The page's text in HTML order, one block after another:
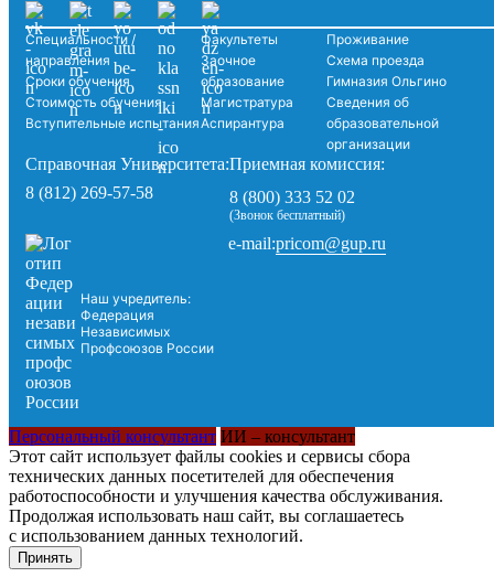
Специальности /
направления
Сроки обучения
Стоимость обучения
Вступительные испытания
Факультеты
Заочное
образование
Магистратура
Аспирантура
Проживание
Схема проезда
Гимназия Ольгино
Сведения об
образовательной
организации
Справочная Университета:
8 (812) 269-57-58
Приемная комиссия:
8 (800) 333 52 02
(Звонок бесплатный)
Наш учредитель:
Федерация
Независимых
Профсоюзов России
e-mail:pricom@gup.ru
Персональный консультант ИИ – консультант
Этот сайт использует файлы cookies и сервисы сбора
технических данных посетителей для обеспечения
работоспособности и улучшения качества обслуживания.
Продолжая использовать наш сайт, вы соглашаетесь
с использованием данных технологий.
Принять